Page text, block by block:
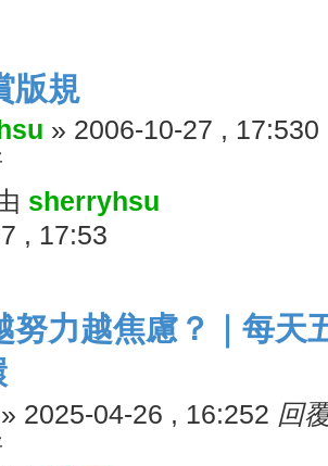
版規
» 2006-10-27 , 17:530
sherryhsu
, 17:53
努力越焦慮？｜每天
» 2025-04-26 , 16:252 回